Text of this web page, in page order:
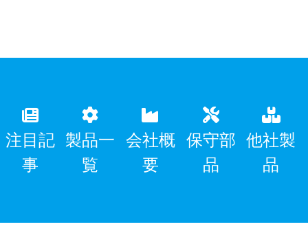
注目記
事
製品一
覧
会社概
要
保守部
品
他社製
品